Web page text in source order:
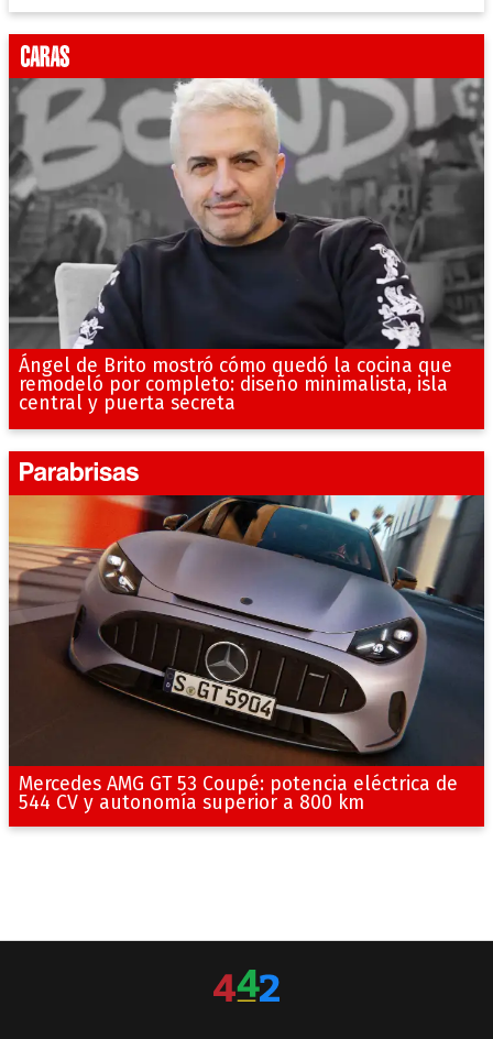
Ángel de Brito mostró cómo quedó la cocina que
remodeló por completo: diseño minimalista, isla
central y puerta secreta
Mercedes AMG GT 53 Coupé: potencia eléctrica de
544 CV y autonomía superior a 800 km